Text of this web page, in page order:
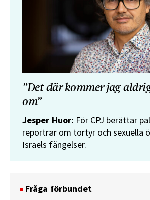
”Det där kommer jag
om”
Jesper Huor: För CPJ berättar
reportrar om tortyr och sexuella
Israels fängelser.
Fråga förbundet